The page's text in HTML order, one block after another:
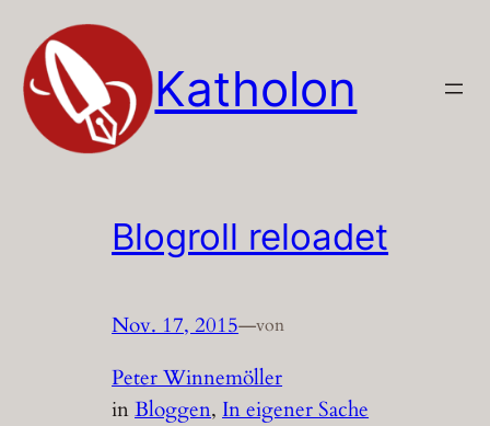
Inhalt
springen
Katholon
Blogroll reloadet
Nov. 17, 2015—von
Peter Winnemöller
inBloggen, In eigener Sache